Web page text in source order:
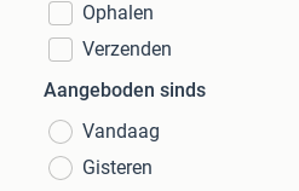
Ophalen
Verzenden
Aangeboden sinds
Vandaag
Gisteren